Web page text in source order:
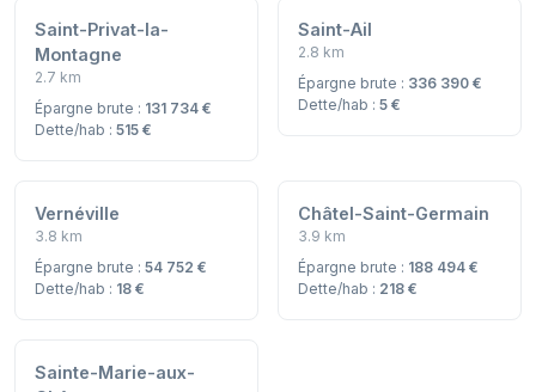
Saint-Privat-la-
Montagne
2.7 km
Épargne brute : 131 734 €
Dette/hab : 515 €
Saint-Ail
2.8 km
Épargne brute : 336 390 €
Dette/hab : 5 €
Vernéville
3.8 km
Épargne brute : 54 752 €
Dette/hab : 18 €
Châtel-Saint-Germain
3.9 km
Épargne brute : 188 494 €
Dette/hab : 218 €
Sainte-Marie-aux-